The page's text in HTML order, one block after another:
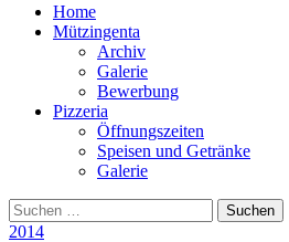
Home
Mützingenta
Archiv
Galerie
Bewerbung
Pizzeria
Öffnungszeiten
Speisen und Getränke
Galerie
Suchen
Suchen
nach:
2014